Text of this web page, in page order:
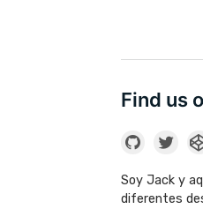
Find us
Soy Jack y
diferentes